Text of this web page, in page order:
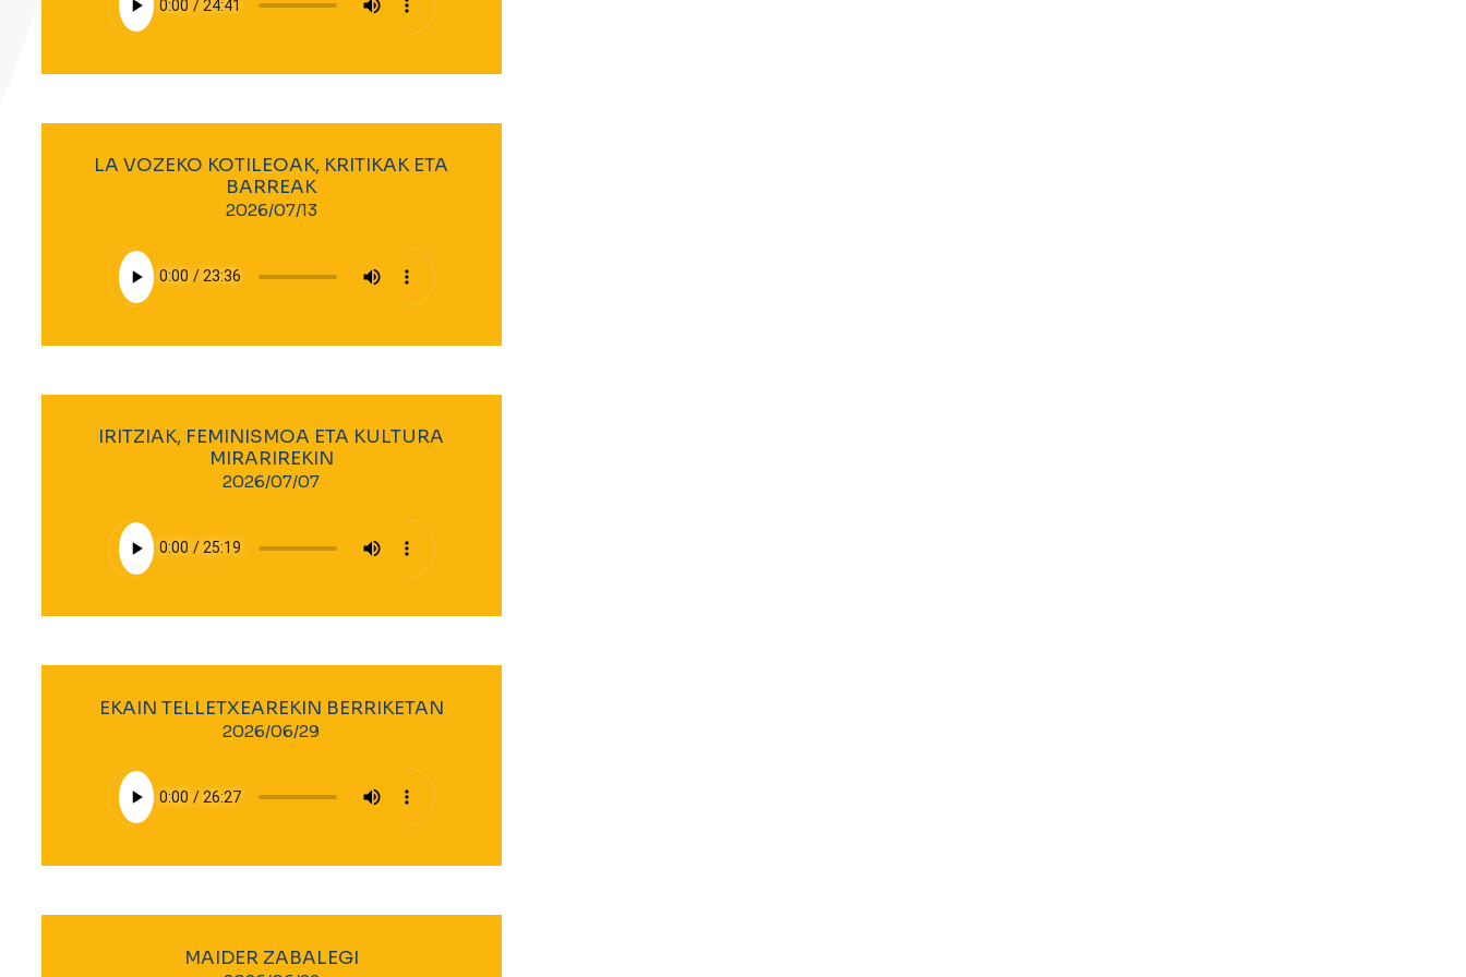
LA VOZEKO KOTILEOAK, KRITIKAK ETA
BARREAK
2026/07/13
IRITZIAK, FEMINISMOA ETA KULTURA
MIRARIREKIN
2026/07/07
EKAIN TELLETXEAREKIN BERRIKETAN
2026/06/29
MAIDER ZABALEGI